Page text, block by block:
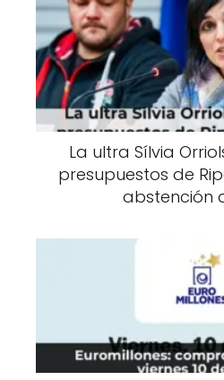
La ultra Sílvia
presupuestos de
abstención